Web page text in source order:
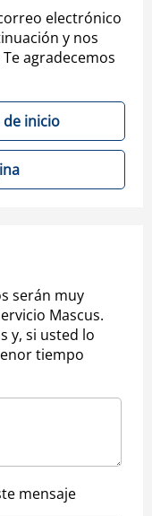
electrónico
y nos
agradecemos
de inicio
serán muy
Mascus.
y, si usted lo
tiempo
mensaje